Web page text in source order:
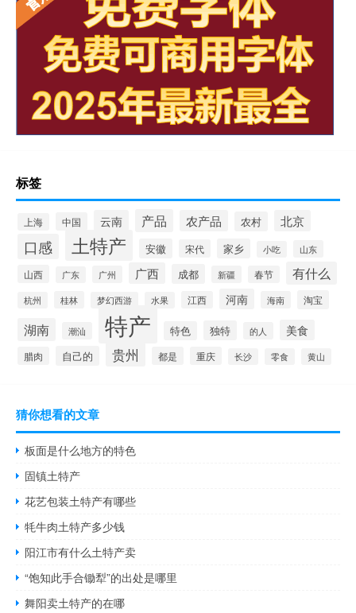
标签
上海 中国 云南 产品 农产品 农村 北京
口感 土特产 安徽 宋代 家乡 小吃 山东
山西 广东 广州 广西 成都 新疆 春节 有什么
杭州 桂林 梦幻西游 水果 江西 河南 海南 淘宝
湖南 潮汕 特产 特色 独特 的人 美食
腊肉 自己的 贵州 都是 重庆 长沙 零食 黄山
猜你想看的文章
板面是什么地方的特色
固镇土特产
花艺包装土特产有哪些
牦牛肉土特产多少钱
阳江市有什么土特产卖
“饱知此手合锄犁”的出处是哪里
舞阳卖土特产的在哪